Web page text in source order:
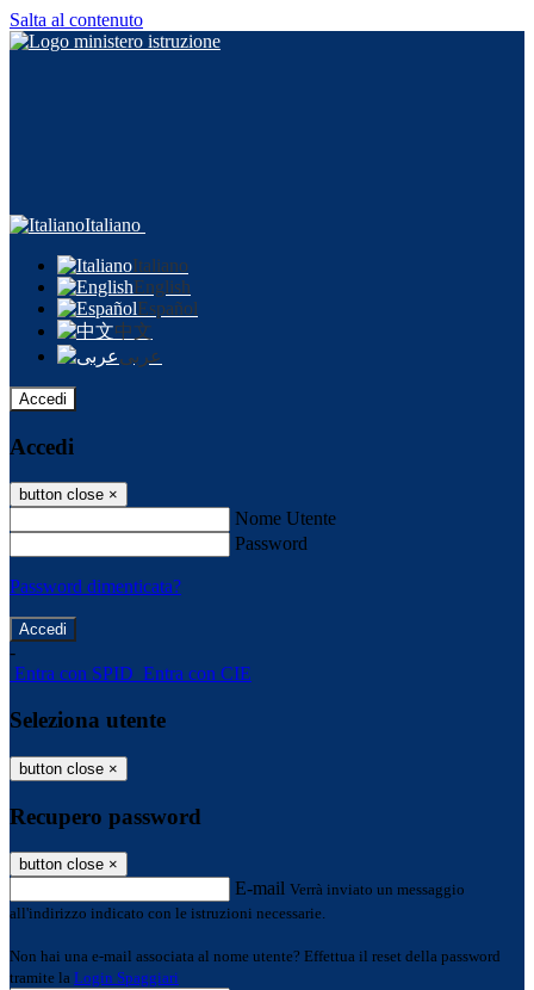
Salta al contenuto
Italiano
Italiano
English
Español
中文
عربى
Accedi
Accedi
button close ×
Nome Utente
Password
Password dimenticata?
-
Entra con SPID Entra con CIE
Seleziona utente
button close ×
Recupero password
button close ×
E-mail Verrà inviato un messaggio
all'indirizzo indicato con le istruzioni necessarie.
Non hai una e-mail associata al nome utente? Effettua il reset della password
tramite la Login Spaggiari